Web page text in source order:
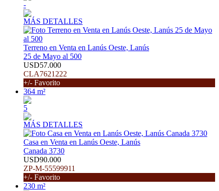
-
MÁS DETALLES
Terreno en Venta en Lanús Oeste, Lanús
25 de Mayo al 500
USD57.000
CLA7621222
+/- Favorito
364 m²
5
MÁS DETALLES
Casa en Venta en Lanús Oeste, Lanús
Canada 3730
USD90.000
ZP-M-55599911
+/- Favorito
230 m²